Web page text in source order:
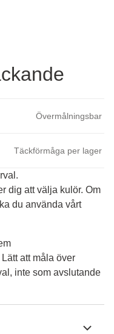
Övermålningsbar
Täckförmåga per lager
dig att välja kulör. Om
du använda vårt
att måla över
inte som avslutande